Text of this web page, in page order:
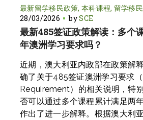
最新留学移民政策 本科课程 留学移
28/03/2026
bySCE
最新485签证政策解读：多个
年澳洲学习要求吗？
近期，澳大利亚内政部在政策解
确了关于485签证澳洲学习要求
Requirement）的相关说明，特
否可以通过多个课程累计满足两
作出了进一步解释。根据澳大利